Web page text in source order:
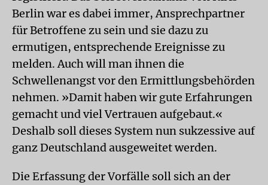
Berlin war es dabei immer, Ansprechpartner
für Betroffene zu sein und sie dazu zu
ermutigen, entsprechende Ereignisse zu
melden. Auch will man ihnen die
Schwellenangst vor den Ermittlungsbehörden
nehmen. »Damit haben wir gute Erfahrungen
gemacht und viel Vertrauen aufgebaut.«
Deshalb soll dieses System nun sukzessive auf
ganz Deutschland ausgeweitet werden.
Die Erfassung der Vorfälle soll sich an der